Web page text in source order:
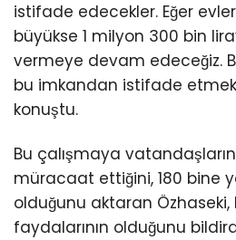
istifade edecekler. Eğer
büyükse 1 milyon 300 bin
vermeye devam edeceğiz.
bu imkandan istifade etmek
konuştu.
Bu çalışmaya
müracaat ettiğini, 180 bine
olduğunu aktaran
faydalarının olduğunu